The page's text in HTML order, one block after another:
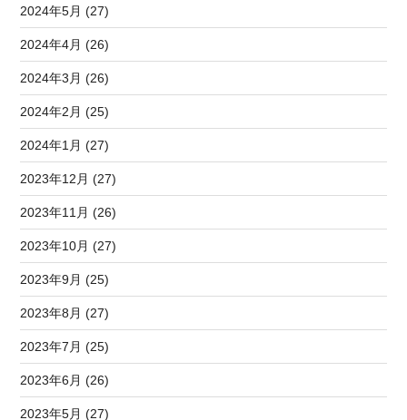
2024年5月 (27)
2024年4月 (26)
2024年3月 (26)
2024年2月 (25)
2024年1月 (27)
2023年12月 (27)
2023年11月 (26)
2023年10月 (27)
2023年9月 (25)
2023年8月 (27)
2023年7月 (25)
2023年6月 (26)
2023年5月 (27)